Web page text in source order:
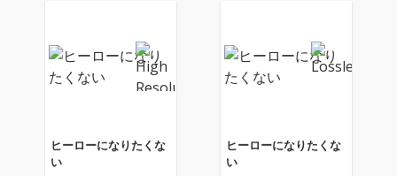
ヒーローになりたくな
い
ヒーローになりたくな
い